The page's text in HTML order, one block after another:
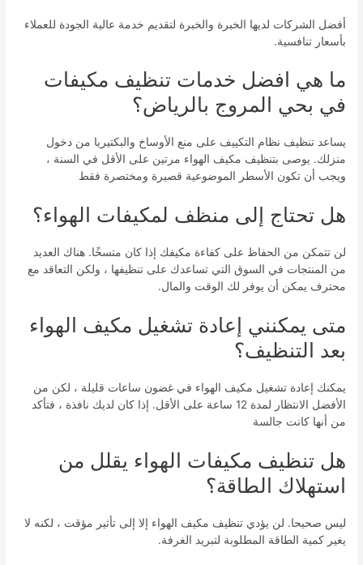
أفضل الشركات لديها الخبرة والخبرة لتقديم خدمة عالية الجودة للعملاء
بأسعار تنافسية.
ما هي افضل خدمات تنظيف مكيفات
في بحي المروج بالرياض؟
يساعد تنظيف نظام التكييف على منع الأوساخ والبكتيريا من دخول
منزلك. يوصى بتنظيف مكيف الهواء مرتين على الأقل في السنة ،
ويجب أن تكون الأسطر الموضوعية قصيرة ومختصرة فقط
هل تحتاج إلى منظف لمكيفات الهواء؟
لن تتمكن من الحفاظ على كفاءة مكيفك إذا كان متسخًا. هناك العديد
من المنتجات في السوق التي تساعدك على تنظيفها ، ولكن التعاقد مع
محترف يمكن أن يوفر لك الوقت والمال.
متى يمكنني إعادة تشغيل مكيف الهواء
بعد التنظيف؟
يمكنك إعادة تشغيل مكيف الهواء في غضون ساعات قليلة ، لكن من
الأفضل الانتظار لمدة 12 ساعة على الأقل. إذا كان لديك نافذة ، فتأكد
من أنها كانت جالسة
هل تنظيف مكيفات الهواء يقلل من
استهلاك الطاقة؟
ليس صحيحا. لن يؤدي تنظيف مكيف الهواء إلا إلى تأثير مؤقت ، لكنه لا
يغير كمية الطاقة المطلوبة لتبريد الغرفة.